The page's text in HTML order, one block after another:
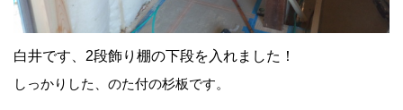
白井です、2段飾り棚の下段を入れました！
しっかりした、のた付の杉板です。